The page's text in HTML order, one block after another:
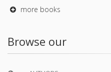
more books
Browse our